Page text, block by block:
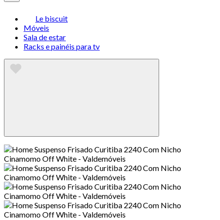
Le biscuit
Móveis
Sala de estar
Racks e painéis para tv